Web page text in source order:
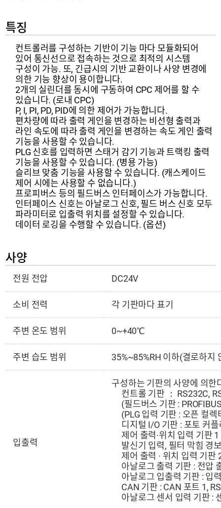
특징
컨트롤러를 구성하는 기반이 기능 마다 모듈화되어
있어 통신선으로 접속하는 것으로 최적의 시스템
구성이 가능. 또, 긴급시의 기반 교환이나 사양 변경에
의한 기능 향상이 용이합니다.
2개의 실린더를 동시에 구동하여 CPC 제어를 할 수
있습니다. (로내 CPC)
P, I, PI, PD, PID에 의한 제어가 가능합니다.
편차량에 따라 출력 게인을 변경하는 비선형 출력과
라인 속도에 따라 출력 게인을 변경하는 속도 게인 출력
기능을 사용할 수 있습니다.
PLG 신호를 입력하면 스태거 감기 기능과 트랙킹 출력
기능을 사용할 수 있습니다. (병용 가능)
슬리브 맞춤 기능을 사용할 수 있습니다. (캐스케이드
제어 시에는 사용할 수 없습니다.)
프로피버스 등의 필드버스 인터페이스가 가능합니다.
인터페이스 신호는 아날로그 신호, 필드 버스 신호 모두
파라미터로 입출력 위치를 설정할 수 있습니다.
데이터 로깅을 수행할 수 있습니다. (옵션)
사양
전원 전압 DC24V
소비 전력 각 기판마다 표기
주변 온도 범위 0~+40℃
주변 습도 범위 35%~85%RH 이하(결로하지
입출력
구성하는 기판의 사양에 의한
컨트롤 기판 ： RS232C,
(필드버스 기판 :
(PLG 입력 기판 : 오픈 컬
디지털 I/O 기판 : 포토 커
제어 출력·위치 입력 기판
발신기 입력, 필터 막힘 경
제어 출력 · 위치 입력 기판
아날로그 출력 기판 : 전압
아날로그 입출력 기판 : 입
CAN 기판 : CAN 포트 1,
아날로그 센서 입력 기판 :